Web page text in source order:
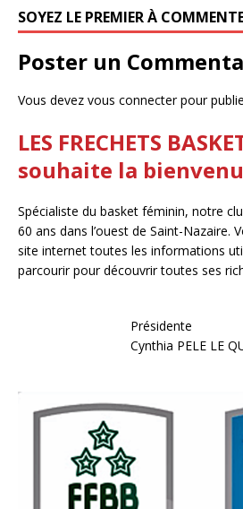
SOYEZ LE PREMIER À
Poster un
Vous devez vous connecterpour
LES FRECHETS
souhaite la
Spécialiste du basket féminin, notre
60 ans dans l’ouest de Saint-Nazaire.
site internet toutes les informations
parcourir pour découvrir toutes ses
Présidente
Cynthia PELE LE